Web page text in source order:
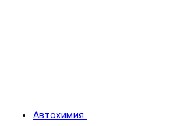
Автохимия